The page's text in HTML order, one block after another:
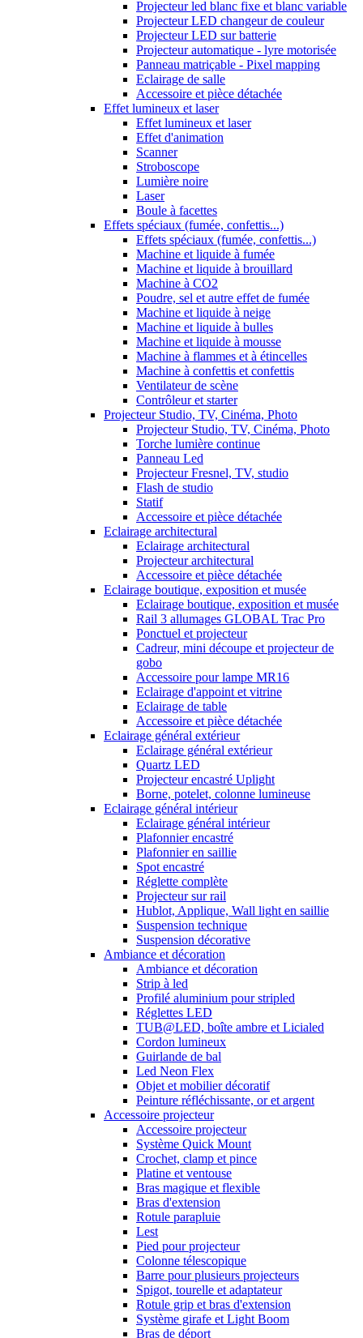
Projecteur led blanc fixe et blanc variable
Projecteur LED changeur de couleur
Projecteur LED sur batterie
Projecteur automatique - lyre motorisée
Panneau matriçable - Pixel mapping
Eclairage de salle
Accessoire et pièce détachée
Effet lumineux et laser
Effet lumineux et laser
Effet d'animation
Scanner
Stroboscope
Lumière noire
Laser
Boule à facettes
Effets spéciaux (fumée, confettis...)
Effets spéciaux (fumée, confettis...)
Machine et liquide à fumée
Machine et liquide à brouillard
Machine à CO2
Poudre, sel et autre effet de fumée
Machine et liquide à neige
Machine et liquide à bulles
Machine et liquide à mousse
Machine à flammes et à étincelles
Machine à confettis et confettis
Ventilateur de scène
Contrôleur et starter
Projecteur Studio, TV, Cinéma, Photo
Projecteur Studio, TV, Cinéma, Photo
Torche lumière continue
Panneau Led
Projecteur Fresnel, TV, studio
Flash de studio
Statif
Accessoire et pièce détachée
Eclairage architectural
Eclairage architectural
Projecteur architectural
Accessoire et pièce détachée
Eclairage boutique, exposition et musée
Eclairage boutique, exposition et musée
Rail 3 allumages GLOBAL Trac Pro
Ponctuel et projecteur
Cadreur, mini découpe et projecteur de
gobo
Accessoire pour lampe MR16
Eclairage d'appoint et vitrine
Eclairage de table
Accessoire et pièce détachée
Eclairage général extérieur
Eclairage général extérieur
Quartz LED
Projecteur encastré Uplight
Borne, potelet, colonne lumineuse
Eclairage général intérieur
Eclairage général intérieur
Plafonnier encastré
Plafonnier en saillie
Spot encastré
Réglette complète
Projecteur sur rail
Hublot, Applique, Wall light en saillie
Suspension technique
Suspension décorative
Ambiance et décoration
Ambiance et décoration
Strip à led
Profilé aluminium pour stripled
Réglettes LED
TUB@LED, boîte ambre et Licialed
Cordon lumineux
Guirlande de bal
Led Neon Flex
Objet et mobilier décoratif
Peinture réfléchissante, or et argent
Accessoire projecteur
Accessoire projecteur
Système Quick Mount
Crochet, clamp et pince
Platine et ventouse
Bras magique et flexible
Bras d'extension
Rotule parapluie
Lest
Pied pour projecteur
Colonne télescopique
Barre pour plusieurs projecteurs
Spigot, tourelle et adaptateur
Rotule grip et bras d'extension
Système girafe et Light Boom
Bras de déport